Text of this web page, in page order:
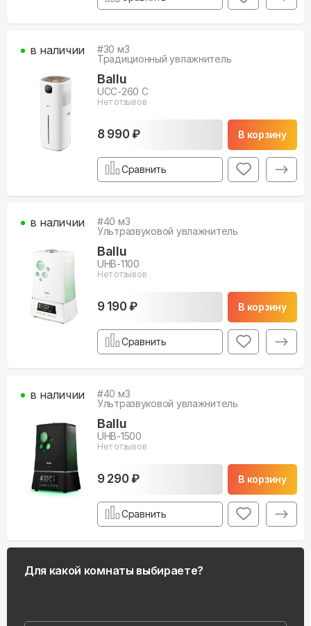
#30 м3
Традиционный увлажнитель
Ballu
UCC-260 C
Нет отзывов
8 990 ₽ В корзину
в наличии
Сравнить
#40 м3
Ультразвуковой увлажнитель
Ballu
UHB-1100
Нет отзывов
9 190 ₽ В корзину
в наличии
Сравнить
#40 м3
Ультразвуковой увлажнитель
Ballu
UHB-1500
Нет отзывов
9 290 ₽ В корзину
в наличии
Сравнить
Для какой комнаты выбираете?